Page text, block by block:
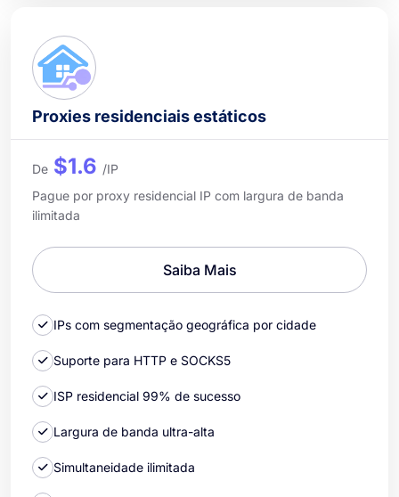
Proxies residenciais estáticos
De $1.6 /IP
Pague por proxy residencial IP com largura de banda
ilimitada
Saiba Mais
IPs com segmentação geográfica por cidade
Suporte para HTTP e SOCKS5
ISP residencial 99% de sucesso
Largura de banda ultra-alta
Simultaneidade ilimitada